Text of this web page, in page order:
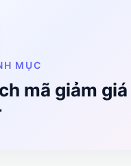
MỤC
mã giảm giá